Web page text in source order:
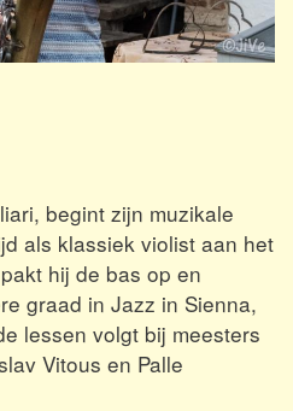
begint zijn muzikale
als klassiek violist aan het
hij de bas op en
graad in Jazz in Sienna,
lessen volgt bij meesters
Vitous en Palle